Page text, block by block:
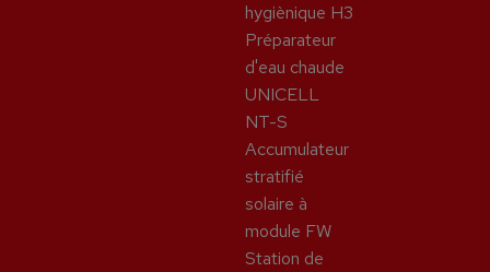
hygiènique H3
Préparateur
d'eau chaude
UNICELL
NT-S
Accumulateur
stratifié
solaire à
module FW
Station de